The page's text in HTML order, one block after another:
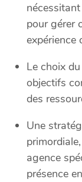
pour gérer
expérience
Le choix
objectifs
des
Une
agence
présence